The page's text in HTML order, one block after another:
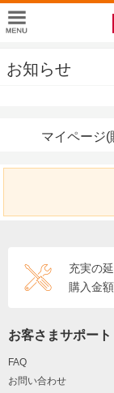
お知らせ
マイページ(
充実の
購入金
お客さまサポート
FAQ
お問い合わせ